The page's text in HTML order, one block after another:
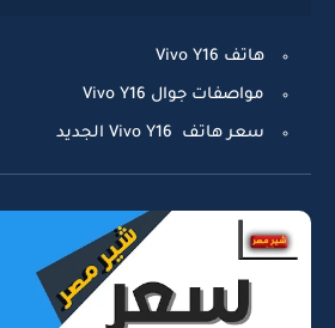
هاتف Vivo Y16
مواصفات جوال Vivo Y16
سعر هاتف Vivo Y16 الجديد